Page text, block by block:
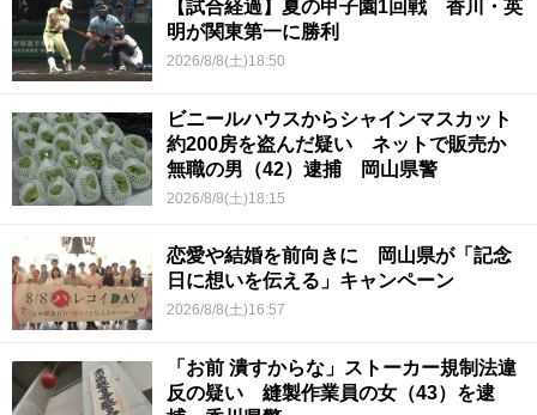
【試合経過】夏の甲子園1回戦 香川・英
明が関東第一に勝利
2026/8/8(土)18:50
ビニールハウスからシャインマスカット
約200房を盗んだ疑い ネットで販売か
無職の男（42）逮捕 岡山県警
2026/8/8(土)18:15
恋愛や結婚を前向きに 岡山県が「記念
日に想いを伝える」キャンペーン
2026/8/8(土)16:57
「お前 潰すからな」ストーカー規制法違
反の疑い 縫製作業員の女（43）を逮